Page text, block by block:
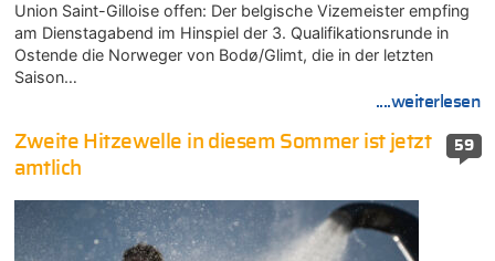
Union Saint-Gilloise offen: Der belgische Vizemeister empfing
am Dienstagabend im Hinspiel der 3. Qualifikationsrunde in
Ostende die Norweger von Bodø/Glimt, die in der letzten
Saison…
....weiterlesen
59
Zweite Hitzewelle in diesem Sommer ist jetzt
amtlich